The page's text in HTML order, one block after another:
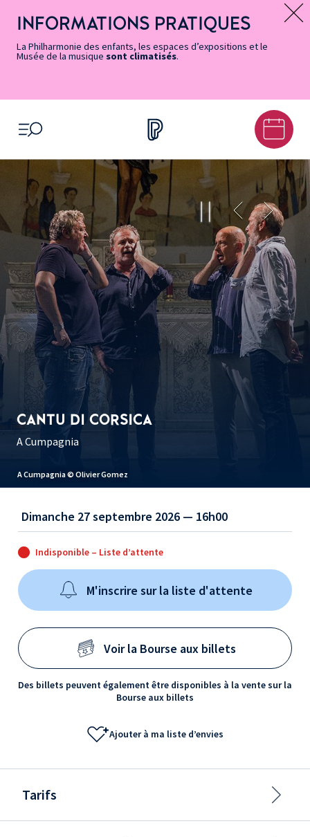
page
Accessibilité
accès
rapides
principal
contenu
principal
page
Message d’information
INFORMATIONS PRATIQUES
La Philharmonie des enfants, les espaces d’expositions et le
Musée de la musique sont climatisés.
OUVRIR LE MENU
A Cumpagnia © Olivier Gomez
CANTU DI CORSICA
A Cumpagnia
Dimanche 27 septembre 2026 — 16h00
Indisponible – Liste d’attente
M'inscrire sur la liste d'attente
Voir la Bourse aux billets
Des billets peuvent également être disponibles à la vente sur la
Bourse aux billets
Ajouter à ma liste d’envies
Tarifs